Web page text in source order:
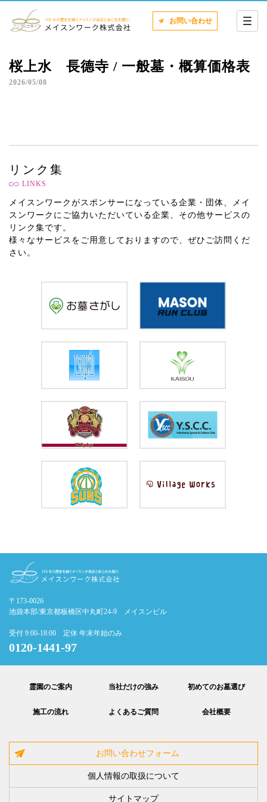
お問い合わせ
桜上水 長德寺 / 一般墓・概算価格表
2026/05/08
リンク集
LINKS
メイスンワークがスポンサーになっている企業・団体、メイ
スンワークにご協力いただいている企業、その他サービスの
リンク集です。
様々なサービスをご用意しておりますので、ぜひご訪問くだ
さい。
〒173-0026
池袋本部/東京都板橋区中丸町24-9 メイスンビル
受付 9:00-18:00 定休 年末年始のみ
0120-1441-97
霊園のご案内 当社だけの強み 初めてのお墓選び
施工の流れ よくあるご質問 会社概要
お問い合わせフォーム
個人情報の取扱について
サイトマップ